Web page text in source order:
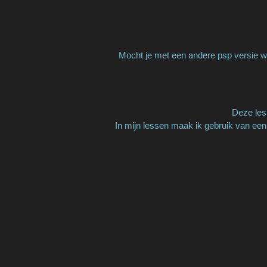
Mocht je met een andere psp versie
Deze
In mijn lessen maak ik gebruik van